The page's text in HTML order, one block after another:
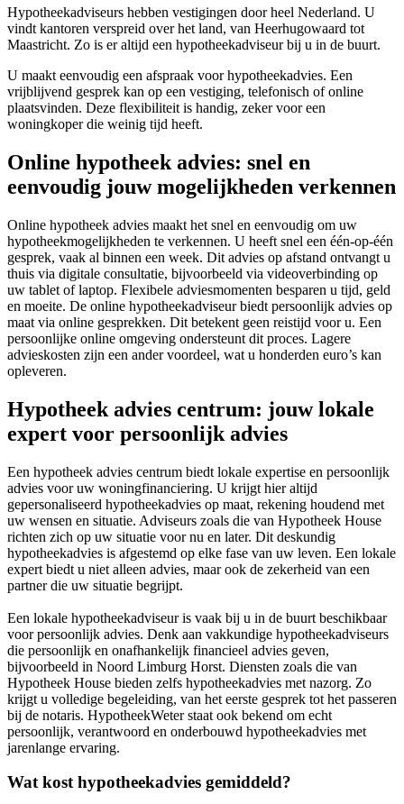
Hypotheekadviseurs hebben vestigingen door heel Nederland. U
vindt kantoren verspreid over het land, van Heerhugowaard tot
Maastricht. Zo is er altijd een hypotheekadviseur bij u in de buurt.
U maakt eenvoudig een afspraak voor hypotheekadvies. Een
vrijblijvend gesprek kan op een vestiging, telefonisch of online
plaatsvinden. Deze flexibiliteit is handig, zeker voor een
woningkoper die weinig tijd heeft.
Online hypotheek advies: snel en
eenvoudig jouw mogelijkheden verkennen
Online hypotheek advies maakt het snel en eenvoudig om uw
hypotheekmogelijkheden te verkennen. U heeft snel een één-op-één
gesprek, vaak al binnen een week. Dit advies op afstand ontvangt u
thuis via digitale consultatie, bijvoorbeeld via videoverbinding op
uw tablet of laptop. Flexibele adviesmomenten besparen u tijd, geld
en moeite. De online hypotheekadviseur biedt persoonlijk advies op
maat via online gesprekken. Dit betekent geen reistijd voor u. Een
persoonlijke online omgeving ondersteunt dit proces. Lagere
advieskosten zijn een ander voordeel, wat u honderden euro’s kan
opleveren.
Hypotheek advies centrum: jouw lokale
expert voor persoonlijk advies
Een hypotheek advies centrum biedt lokale expertise en persoonlijk
advies voor uw woningfinanciering. U krijgt hier altijd
gepersonaliseerd hypotheekadvies op maat, rekening houdend met
uw wensen en situatie. Adviseurs zoals die van Hypotheek House
richten zich op uw situatie voor nu en later. Dit deskundig
hypotheekadvies is afgestemd op elke fase van uw leven. Een lokale
expert biedt u niet alleen advies, maar ook de zekerheid van een
partner die uw situatie begrijpt.
Een lokale hypotheekadviseur is vaak bij u in de buurt beschikbaar
voor persoonlijk advies. Denk aan vakkundige hypotheekadviseurs
die persoonlijk en onafhankelijk financieel advies geven,
bijvoorbeeld in Noord Limburg Horst. Diensten zoals die van
Hypotheek House bieden zelfs hypotheekadvies met nazorg. Zo
krijgt u volledige begeleiding, van het eerste gesprek tot het passeren
bij de notaris. HypotheekWeter staat ook bekend om echt
persoonlijk, verantwoord en onderbouwd hypotheekadvies met
jarenlange ervaring.
Wat kost hypotheekadvies gemiddeld?